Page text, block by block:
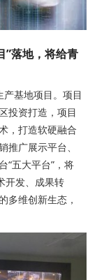
”落地，将给青
基地项目。项目
投资打造，项目
，打造软硬融合
广展示平台、
“五大平台”，将
开发、成果转
多维创新生态，